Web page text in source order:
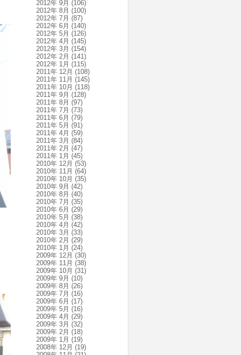
2012年 9月 (106)
2012年 8月 (100)
2012年 7月 (87)
2012年 6月 (140)
2012年 5月 (126)
2012年 4月 (145)
2012年 3月 (154)
2012年 2月 (141)
2012年 1月 (115)
2011年 12月 (108)
2011年 11月 (145)
2011年 10月 (118)
2011年 9月 (128)
2011年 8月 (97)
2011年 7月 (73)
2011年 6月 (79)
2011年 5月 (91)
2011年 4月 (59)
2011年 3月 (84)
2011年 2月 (47)
2011年 1月 (45)
2010年 12月 (53)
2010年 11月 (64)
2010年 10月 (35)
2010年 9月 (42)
2010年 8月 (40)
2010年 7月 (35)
2010年 6月 (29)
2010年 5月 (38)
2010年 4月 (42)
2010年 3月 (33)
2010年 2月 (29)
2010年 1月 (24)
2009年 12月 (30)
2009年 11月 (38)
2009年 10月 (31)
2009年 9月 (10)
2009年 8月 (26)
2009年 7月 (16)
2009年 6月 (17)
2009年 5月 (16)
2009年 4月 (29)
2009年 3月 (32)
2009年 2月 (18)
2009年 1月 (19)
2008年 12月 (19)